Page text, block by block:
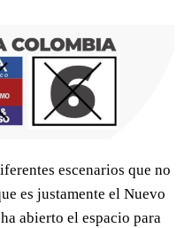
escenarios que no
es justamente el Nuevo
abierto el espacio para